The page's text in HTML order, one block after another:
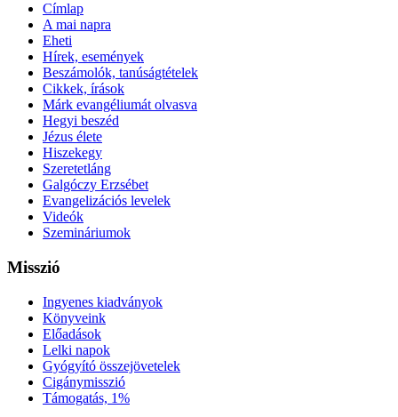
Címlap
A mai napra
Eheti
Hírek, események
Beszámolók, tanúságtételek
Cikkek, írások
Márk evangéliumát olvasva
Hegyi beszéd
Jézus élete
Hiszekegy
Szeretetláng
Galgóczy Erzsébet
Evangelizációs levelek
Videók
Szemináriumok
Misszió
Ingyenes kiadványok
Könyveink
Előadások
Lelki napok
Gyógyító összejövetelek
Cigánymisszió
Támogatás, 1%